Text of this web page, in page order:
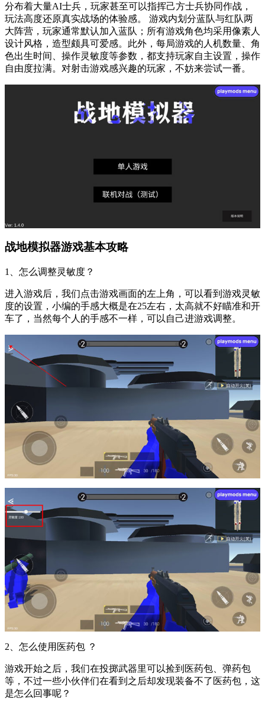
分布着大量AI士兵，玩家甚至可以指挥己方士兵协同作战，
玩法高度还原真实战场的体验感。 游戏内划分蓝队与红队两
大阵营，玩家通常默认加入蓝队；所有游戏角色均采用像素人
设计风格，造型颇具可爱感。此外，每局游戏的人机数量、角
色出生时间、操作灵敏度等参数，都支持玩家自主设置，操作
自由度拉满。对射击游戏感兴趣的玩家，不妨来尝试一番。
战地模拟器游戏基本攻略
1、怎么调整灵敏度？
进入游戏后，我们点击游戏画面的左上角，可以看到游戏灵敏
度的设置，小编的手感大概是在25左右，太高就不好瞄准和开
车了，当然每个人的手感不一样，可以自己进游戏调整。
2、怎么使用医药包 ？
游戏开始之后，我们在投掷武器里可以捡到医药包、弹药包
等，不过一些小伙伴们在看到之后却发现装备不了医药包，这
是怎么回事呢？